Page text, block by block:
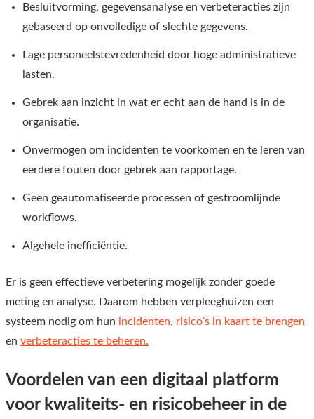
Besluitvorming, gegevensanalyse en verbeteracties zijn
gebaseerd op onvolledige of slechte gegevens.
Lage personeelstevredenheid door hoge administratieve
lasten.
Gebrek aan inzicht in wat er echt aan de hand is in de
organisatie.
Onvermogen om incidenten te voorkomen en te leren van
eerdere fouten door gebrek aan rapportage.
Geen geautomatiseerde processen of gestroomlijnde
workflows.
Algehele inefficiëntie.
Er is geen effectieve verbetering mogelijk zonder goede
meting en analyse. Daarom hebben verpleeghuizen een
systeem nodig om hun incidenten, risico’s in kaart te brengen
en verbeteracties te beheren.
Voordelen van een digitaal platform
voor kwaliteits- en risicobeheer in de